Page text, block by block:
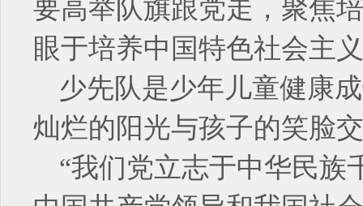
要高举队旗跟党走，聚焦
眼于培养中国特色社会主
少先队是少年儿童健康
灿烂的阳光与孩子的笑脸
“我们党立志于中华民族